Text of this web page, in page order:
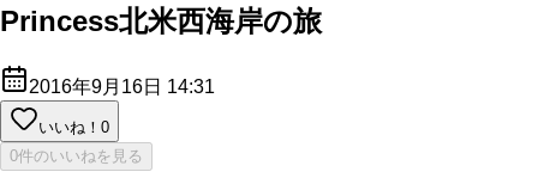
Princess北米西海岸の旅
2016年9月16日 14:31
いいね！ 0
0件のいいねを見る